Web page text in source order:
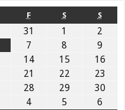
F S S
31 1
2
7 8
9
14 15
16
21 22
23
28 29
30
4 5 6